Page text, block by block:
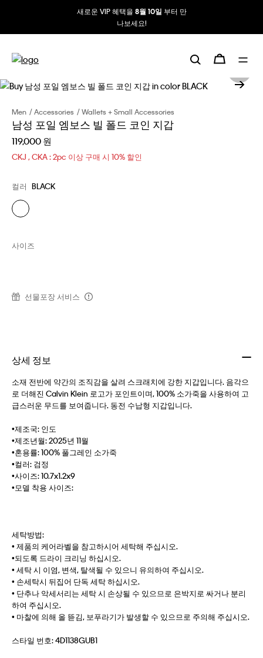
새로운 VIP 혜택을 8월 10일 부터 만
나보세요!
Men Accessories Wallets + Small Accessories
남성 포일 엠보스 빌 폴드 코인 지갑
119,000 원
CKJ , CKA : 2pc 이상 구매 시 10% 할인
컬러 BLACK
사이즈
선물포장 서비스
상세 정보
소재 전반에 약간의 조직감을 살려 스크래치에 강한 지갑입니다. 음각으
로 더해진 Calvin Klein 로고가 포인트이며, 100% 소가죽을 사용하여 고
급스러운 무드를 보여줍니다. 동전 수납형 지갑입니다.
•제조국: 인도
•제조년월: 2025년 11월
•혼용률: 100% 풀그레인 소가죽
•컬러: 검정
•사이즈: 10.7x1.2x9
•모델 착용 사이즈:
세탁방법:
• 제품의 케어라벨을 참고하시어 세탁해 주십시오.
•되도록 드라이 크리닝 하십시오.
• 세탁 시 이염, 변색, 탈색될 수 있으니 유의하여 주십시오.
• 손세탁시 뒤집어 단독 세탁 하십시오.
• 단추나 악세서리는 세탁 시 손상될 수 있으므로 은박지로 싸거나 분리
하여 주십시오.
• 마찰에 의해 올 뜯김, 보푸라기가 발생할 수 있으므로 주의해 주십시오.
스타일 번호:4D1138GUB1